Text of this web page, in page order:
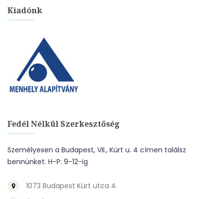
Kiadónk
Fedél Nélkül Szerkesztőség
Személyesen a Budapest, VII., Kürt u. 4 címen találsz
bennünket. H-P: 9-12-ig
1073 Budapest Kürt utca 4.